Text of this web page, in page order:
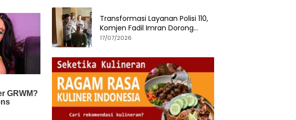
Transformasi Layanan Polisi 110,
Komjen Fadil Imran Dorong
Respons Cepat dan Terintegrasi
17/07/2026